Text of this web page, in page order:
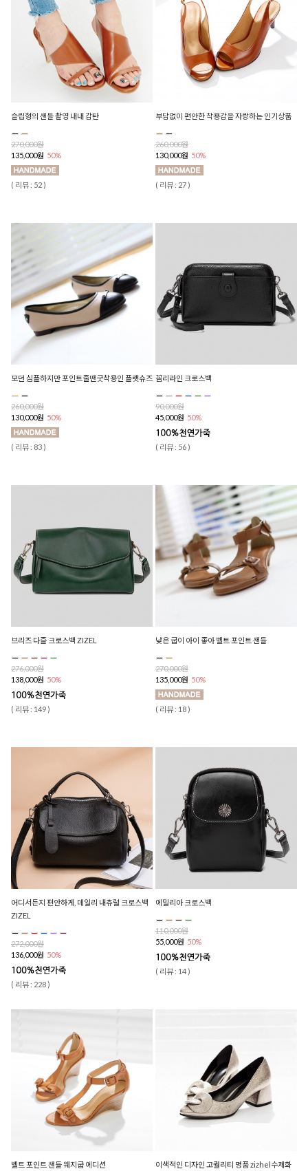
슬립형의 샌들 촬영 내내 감탄
270,000원
135,000원 50%
( 리뷰 : 52 )
부담없이 편안한 착용감을 자랑하는 인기상품
260,000원
130,000원 50%
( 리뷰 : 27 )
모던 심플하지만 포인트줄땐굿착용인 플랫슈즈
260,000원
130,000원 50%
( 리뷰 : 83 )
꼼리라인 크로스백
90,000원
45,000원 50%
( 리뷰 : 56 )
브리즈 다즐 크로스백 ZIZEL
276,000원
138,000원 50%
( 리뷰 : 149 )
낮은 굽이 아이 좋아 벨트 포인트 샌들
270,000원
135,000원 50%
( 리뷰 : 18 )
어디서든지 편안하게, 데일리 내츄럴 크로스백
ZIZEL
272,000원
136,000원 50%
( 리뷰 : 228 )
에밀리아 크로스백
110,000원
55,000원 50%
( 리뷰 : 14 )
벨트 포인트 샌들 웨지굽 에디션 이색적인 디자인 고퀄리티 명품 zizhel수제화